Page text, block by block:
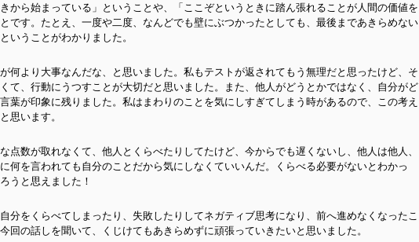
きから始まっている」ということや、「ここぞというときに踏ん張れることが人間の価値を
です。たとえ、一度や二度、なんどでも壁にぶつかったとしても、最後まであきらめない
いうことがわかりました。
何より大事なんだな、と思いました。私もテストが返されてもう無理だと思ったけど、そ
て、行動にうつすことが大切だと思いました。また、他人がどうとかではなく、自分がど
葉が印象に残りました。私はまわりのことを気にしすぎてしまう時があるので、この考え
思います。
点数が取れなくて、他人とくらべたりしてたけど、今からでも遅くないし、他人は他人、
何を言われても自分のことだから気にしなくていいんだ。くらべる必要がないとわかっ
うと思えました！
分をくらべてしまったり、失敗したりしてネガティブ思考になり、前へ進めなくなったこ
回の話しを聞いて、くじけてもあきらめずに頑張っていきたいと思いました。